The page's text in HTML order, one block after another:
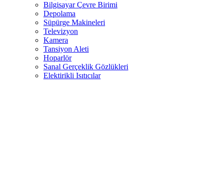
Bilgisayar Çevre Birimi
Depolama
Süpürge Makineleri
Televizyon
Kamera
Tansiyon Aleti
Hoparlör
Sanal Gerçeklik Gözlükleri
Elektirikli Isıtıcılar